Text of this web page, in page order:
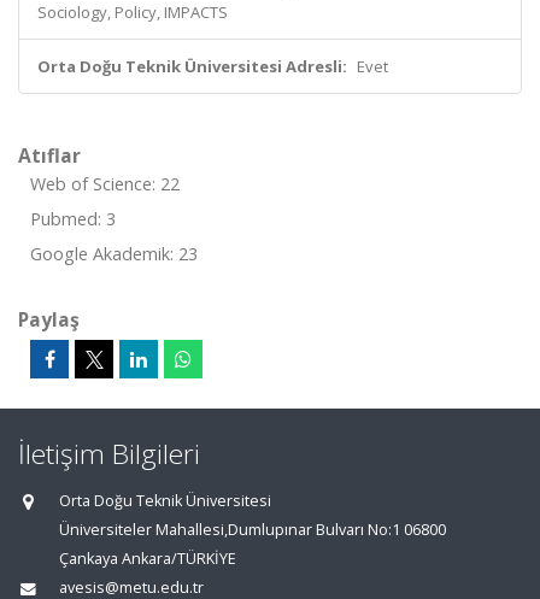
Sociology, Policy, IMPACTS
Orta Doğu Teknik Üniversitesi Adresli: Evet
Atıflar
Web of Science: 22
Pubmed: 3
Google Akademik: 23
Paylaş
İletişim Bilgileri
Orta Doğu Teknik Üniversitesi
Üniversiteler Mahallesi,Dumlupınar Bulvarı No:1 06800
Çankaya Ankara/TÜRKİYE
avesis@metu.edu.tr